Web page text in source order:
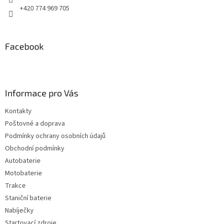
+420 774 969 705
Facebook
Informace pro Vás
Kontakty
Poštovné a doprava
Podmínky ochrany osobních údajů
Obchodní podmínky
Autobaterie
Motobaterie
Trakce
Staniční baterie
Nabíječky